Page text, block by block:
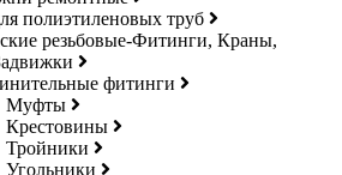
полиэтиленовых труб
резьбовые-Фитинги, Краны,
фитинги
Муфты
Крестовины
Тройники
Угольники